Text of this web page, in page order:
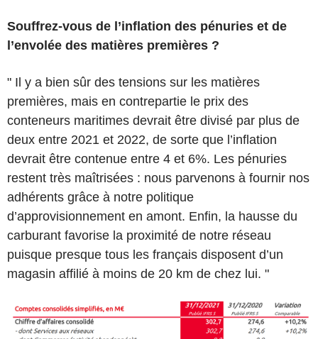
Souffrez-vous de l’inflation des pénuries et de
l’envolée des matières premières ?
" Il y a bien sûr des tensions sur les matières
premières, mais en contrepartie le prix des
conteneurs maritimes devrait être divisé par plus de
deux entre 2021 et 2022, de sorte que l’inflation
devrait être contenue entre 4 et 6%. Les pénuries
restent très maîtrisées : nous parvenons à fournir nos
adhérents grâce à notre politique
d’approvisionnement en amont. Enfin, la hausse du
carburant favorise la proximité de notre réseau
puisque presque tous les français disposent d’un
magasin affilié à moins de 20 km de chez lui. "